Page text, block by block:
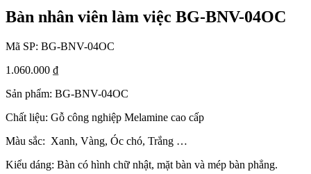
Bàn nhân viên làm việc BG-BNV-04OC
Mã SP: BG-BNV-04OC
1.060.000 ₫
Sản phẩm: BG-BNV-04OC
Chất liệu: Gỗ công nghiệp Melamine cao cấp
Màu sắc: Xanh, Vàng, Óc chó, Trắng …
Kiểu dáng: Bàn có hình chữ nhật, mặt bàn và mép bàn phẳng.